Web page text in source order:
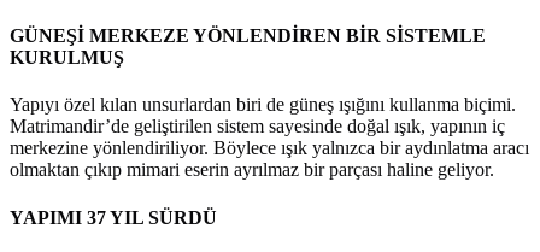
GÜNEŞİ MERKEZE YÖNLENDİREN BİR SİSTEMLE
KURULMUŞ
Yapıyı özel kılan unsurlardan biri de güneş ışığını kullanma biçimi.
Matrimandir’de geliştirilen sistem sayesinde doğal ışık, yapının iç
merkezine yönlendiriliyor. Böylece ışık yalnızca bir aydınlatma aracı
olmaktan çıkıp mimari eserin ayrılmaz bir parçası haline geliyor.
YAPIMI 37 YIL SÜRDÜ